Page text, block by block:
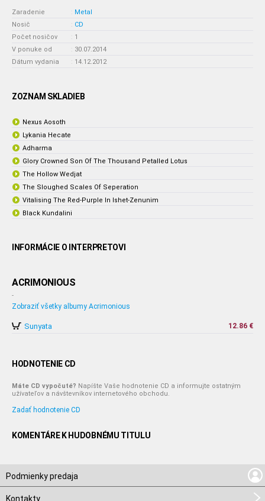
Zaradenie : Metal
Nosič
: CD
Počet nosičov
: 1
V ponuke od
: 30.07.2014
Dátum vydania
: 14.12.2012
ZOZNAM SKLADIEB
Nexus Aosoth
Lykania Hecate
Adharma
Glory Crowned Son Of The Thousand Petalled Lotus
The Hollow Wedjat
The Sloughed Scales Of Seperation
Vitalising The Red-Purple In Ishet-Zenunim
Black Kundalini
INFORMÁCIE O INTERPRETOVI
ACRIMONIOUS
-
Zobraziť všetky albumy Acrimonious
Sunyata 12.86 €
HODNOTENIE CD
Máte CD vypočuté? Napíšte Vaše hodnotenie CD a informujte ostatným
užívateľov a návštevníkov internetového obchodu.
Zadať hodnotenie CD
KOMENTÁRE K HUDOBNÉMU TITULU
Podmienky predaja
Kontakty